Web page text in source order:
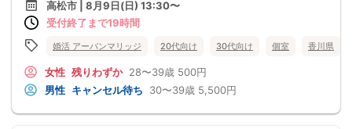
高松市 | 8月9日(日) 13:30〜
受付終了まで19時間
婚活 アーバンマリッジ 20代向け 30代向け 個室 香川県
女性 残りわずか 28〜39歳 500円
男性 キャンセル待ち 30〜39歳 5,500円